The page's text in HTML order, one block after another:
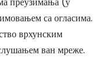
са огласима.
врхунским
ван мреже.